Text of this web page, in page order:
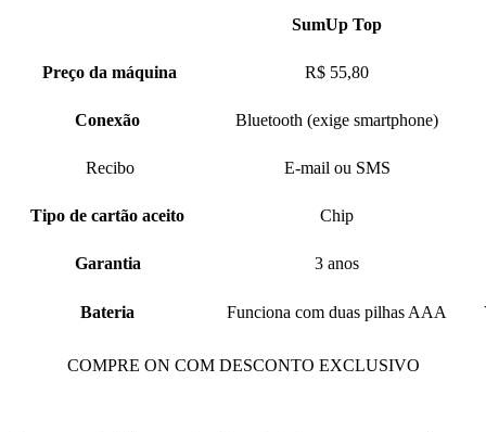
SumUp Top
Preço da máquina R$ 55,80
Conexão Bluetooth (exige smartphone)
Recibo E-mail ou SMS
Tipo de cartão aceito Chip
Garantia 3 anos
Bateria Funciona com duas pilhas AAA
COMPRE ON COM DESCONTO EXCLUSIVO